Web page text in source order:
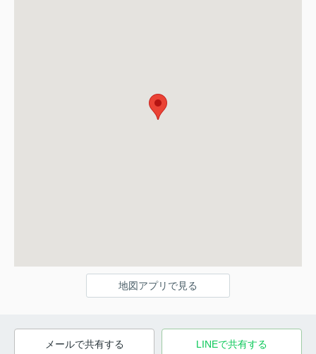
地図アプリで見る
メールで共有する LINEで共有する